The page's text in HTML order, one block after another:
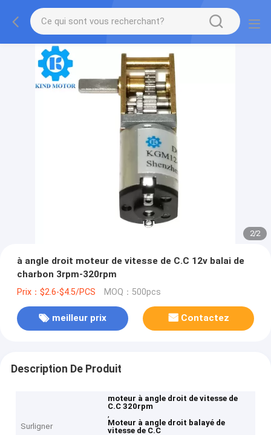
2/2
à angle droit moteur de vitesse de C.C 12v balai de
charbon 3rpm-320rpm
Prix：$2.6-$4.5/PCS MOQ：500pcs
meilleur prix Contactez
Description De Produit
Surligner
moteur à angle droit de vitesse de
C.C 320rpm
,
Moteur à angle droit balayé de
vitesse de C.C